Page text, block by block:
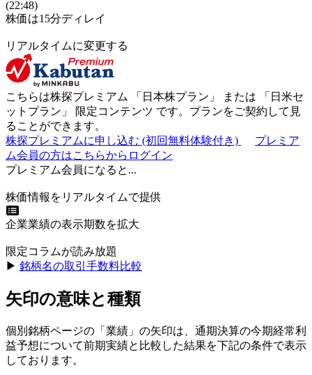
(22:48)
株価は15分ディレイ
リアルタイムに変更する
こちらは株探プレミアム 「 日本株プラン 」 または 「 日米セ
ットプラン 」 限定コンテンツ です。プランをご契約して見
ることができます。
株探プレミアムに申し込む (初回無料体験付き)
プレミア
ム会員の方はこちらからログイン
プレミアム会員になると...
株価情報をリアルタイムで提供
企業業績の表示期数を拡大
限定コラムが読み放題
▶︎ 銘柄名の取引手数料比較
矢印の意味と種類
個別銘柄ページの「業績」の矢印は、通期決算の今期経常利
益予想について前期実績と比較した結果を下記の条件で表示
しております。